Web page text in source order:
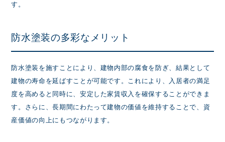
す。
防水塗装の多彩なメリット
防水塗装を施すことにより、建物内部の腐食を防ぎ、結果として
建物の寿命を延ばすことが可能です。これにより、入居者の満足
度を高めると同時に、安定した家賃収入を確保することができま
す。さらに、長期間にわたって建物の価値を維持することで、資
産価値の向上にもつながります。